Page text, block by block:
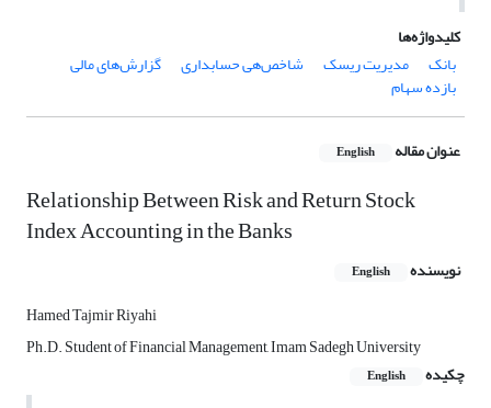
کلیدواژه‌ها
بانک
مدیریت ریسک شاخص‌هی حسابداری گزارش‌های مالی
بازده سهام
عنوان مقاله English
Relationship Between Risk and Return Stock
Index Accounting in the Banks
نویسنده English
Hamed Tajmir Riyahi
Ph.D. Student of Financial Management, Imam Sadegh University
چکیده
English